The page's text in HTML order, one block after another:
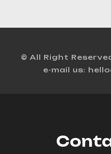
© All Right
e-mail us: